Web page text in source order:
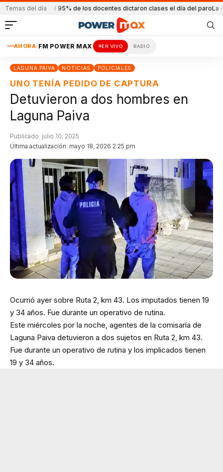
Temas del día
Más del 95% de los docentes dictaron clases el día del paroLa esposa
AHORA: FM POWER MAX EN VIVO RADIO
LAGUNA PAIVA NOTICIAS POLICIALES
UNO TENÍA PEDIDO DE CAPTURA
Detuvieron a dos hombres en
Laguna Paiva
Última actualización: mayo 18, 2026 2:25 pm
Publicado: julio 10, 2025
Ocurrió ayer sobre Ruta 2, km 43. Los imputados tienen 19
y 34 años. Fue durante un operativo de rutina.
Este miércoles por la noche, agentes de la comisaría de
Laguna Paiva detuvieron a dos sujetos en Ruta 2, km 43.
Fue durante un operativo de rutina y los implicados tienen
19 y 34 años.